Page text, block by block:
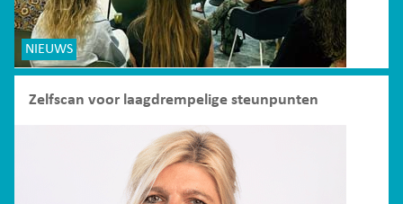
NIEUWS
Zelfscan voor laagdrempelige steunpunten